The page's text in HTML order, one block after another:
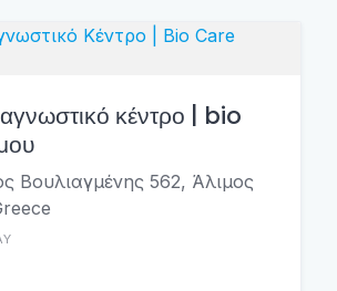
κέντρο | bio
Βουλιαγμένης 562, Άλιμος